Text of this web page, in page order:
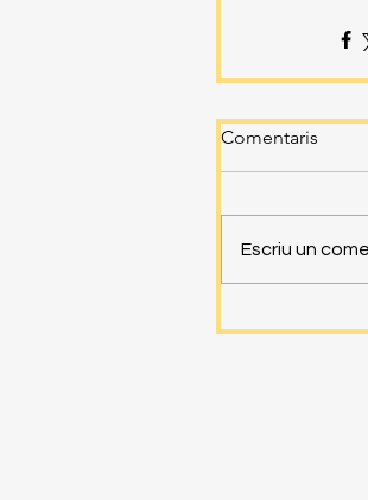
Comentaris
Escriu un